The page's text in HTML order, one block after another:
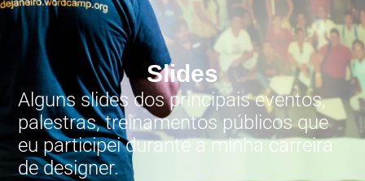
Slides
Alguns slides dos principais eventos,
palestras, treinamentos públicos que
eu participei durante a minha carreira
de designer.